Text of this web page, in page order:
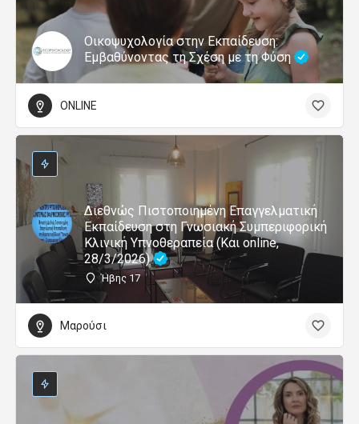
Οικοψυχολογία στην Εκπαίδευση:
Εμβαθύνοντας τη Σχέση με τη Φύση
ONLINE
Διεθνώς Πιστοποιημένη Επαγγελματική
Εκπαίδευση στη Γνωσιακή Συμπεριφορική
Κλινική Υπνοθεραπεία (Και online,
28/3/2026)
Ήβης 17
Μαρούσι